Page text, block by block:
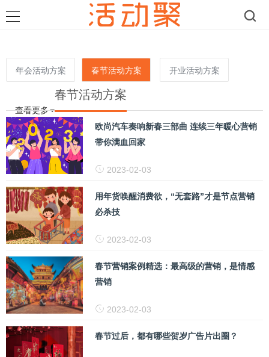
年会活动方案 春节活动方案 开业活动方案
查看更多
春节活动方案
欧尚汽车奏响新春三部曲 连续三年暖心营销
带你满血回家
2023-02-03
​用年货唤醒消费欲，“无套路”才是节点营销
必杀技
2023-02-03
春节营销案例精选：最高级的营销，是情感
营销
2023-02-03
春节过后，都有哪些贺岁广告片出圈？